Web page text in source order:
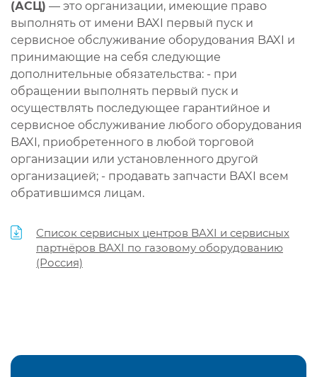
(АСЦ) — это организации, имеющие право
выполнять от имени BAXI первый пуск и
сервисное обслуживание оборудования BAXI и
принимающие на себя следующие
дополнительные обязательства: - при
обращении выполнять первый пуск и
осуществлять последующее гарантийное и
сервисное обслуживание любого оборудования
BAXI, приобретенного в любой торговой
организации или установленного другой
организацией; - продавать запчасти BAXI всем
обратившимся лицам.
Список сервисных центров BAXI и сервисных
партнёров BAXI по газовому оборудованию
(Россия)